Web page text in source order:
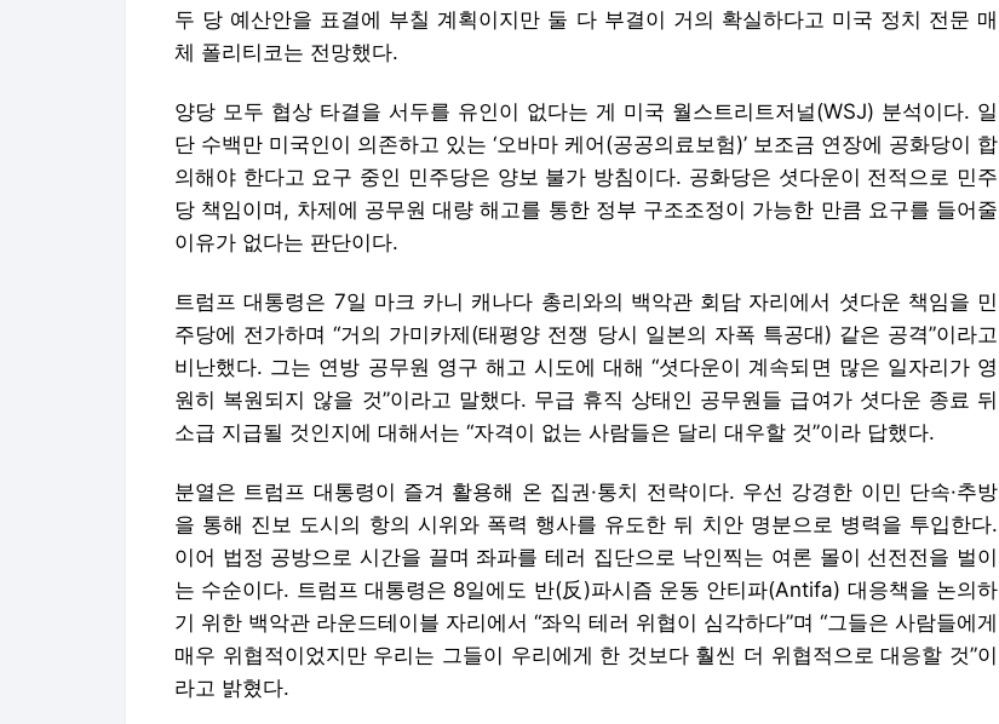
두 당 예산안을 표결에 부칠 계획이지만 둘 다 부결이 거의 확실하다고 미국 정치 전문 매
체 폴리티코는 전망했다.
양당 모두 협상 타결을 서두를 유인이 없다는 게 미국 월스트리트저널(WSJ) 분석이다. 일
단 수백만 미국인이 의존하고 있는 ‘오바마 케어(공공의료보험)’ 보조금 연장에 공화당이 합
의해야 한다고 요구 중인 민주당은 양보 불가 방침이다. 공화당은 셧다운이 전적으로 민주
당 책임이며, 차제에 공무원 대량 해고를 통한 정부 구조조정이 가능한 만큼 요구를 들어줄
이유가 없다는 판단이다.
트럼프 대통령은 7일 마크 카니 캐나다 총리와의 백악관 회담 자리에서 셧다운 책임을 민
주당에 전가하며 “거의 가미카제(태평양 전쟁 당시 일본의 자폭 특공대) 같은 공격”이라고
비난했다. 그는 연방 공무원 영구 해고 시도에 대해 “셧다운이 계속되면 많은 일자리가 영
원히 복원되지 않을 것”이라고 말했다. 무급 휴직 상태인 공무원들 급여가 셧다운 종료 뒤
소급 지급될 것인지에 대해서는 “자격이 없는 사람들은 달리 대우할 것”이라 답했다.
분열은 트럼프 대통령이 즐겨 활용해 온 집권·통치 전략이다. 우선 강경한 이민 단속·추방
을 통해 진보 도시의 항의 시위와 폭력 행사를 유도한 뒤 치안 명분으로 병력을 투입한다.
이어 법정 공방으로 시간을 끌며 좌파를 테러 집단으로 낙인찍는 여론 몰이 선전전을 벌이
는 수순이다. 트럼프 대통령은 8일에도 반(反)파시즘 운동 안티파(Antifa) 대응책을 논의하
기 위한 백악관 라운드테이블 자리에서 “좌익 테러 위협이 심각하다”며 “그들은 사람들에게
매우 위협적이었지만 우리는 그들이 우리에게 한 것보다 훨씬 더 위협적으로 대응할 것”이
라고 밝혔다.